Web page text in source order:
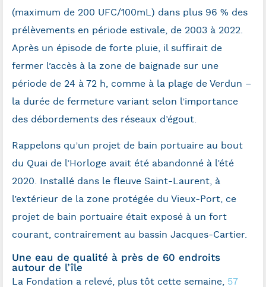
(maximum de 200 UFC/100mL) dans plus 96 % des
prélèvements en période estivale, de 2003 à 2022.
Après un épisode de forte pluie, il suffirait de
fermer l’accès à la zone de baignade sur une
période de 24 à 72 h, comme à la plage de Verdun –
la durée de fermeture variant selon l’importance
des débordements des réseaux d’égout.
Rappelons qu’un projet de bain portuaire au bout
du Quai de l’Horloge avait été abandonné à l’été
2020. Installé dans le fleuve Saint-Laurent, à
l’extérieur de la zone protégée du Vieux-Port, ce
projet de bain portuaire était exposé à un fort
courant, contrairement au bassin Jacques-Cartier.
Une eau de qualité à près de 60 endroits
autour de l’île
La Fondation a relevé, plus tôt cette semaine, 57